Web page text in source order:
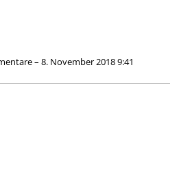
– 8. November 2018 9:41